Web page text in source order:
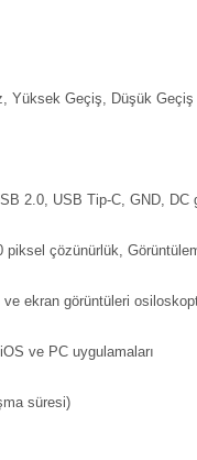
Yüksek Geçiş, Düşük Geçiş
2.0, USB Tip-C, GND, DC
çözünürlük,
ekran görüntüleri
ve PC uygulamaları
süresi)